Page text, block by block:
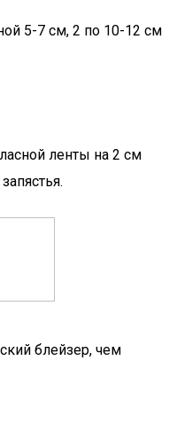
5-7 см, 2 по 10-12 см
ленты на 2 см
блейзер, чем